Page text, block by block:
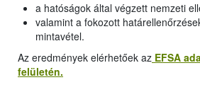
a hatóságok által végzett nemzeti
valamint a fokozott
mintavétel.
Az eredmények elérhetőek az EFSA
felületén.